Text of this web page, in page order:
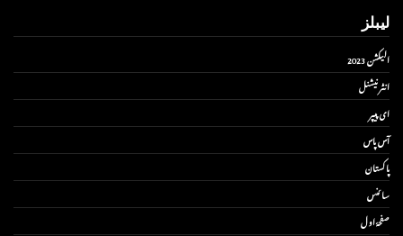
لیبلز
الیکشن 2023
انٹر نیشنل
ای پیپر
آس پاس
پاکستان
سائنس
صفحۂ اول